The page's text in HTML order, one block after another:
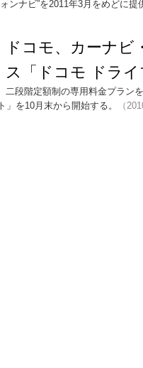
ンナビ”を2011年3月をめどに提
ドコモ、カーナ
ス「ドコモ ドラ
二段階定額制の専用料金プラン
」を10月末から開始する。
（